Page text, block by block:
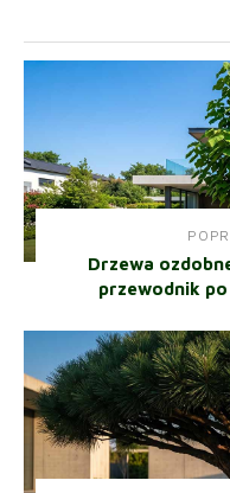
Drzewa
przewodnik